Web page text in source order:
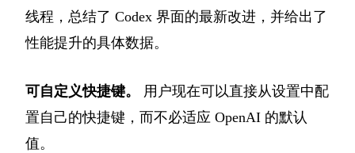
线程，总结了 Codex 界面的最新改进，并给出了
性能提升的具体数据。
可自定义快捷键。
用户现在可以直接从设置中配
置自己的快捷键，而不必适应 OpenAI 的默认
值。